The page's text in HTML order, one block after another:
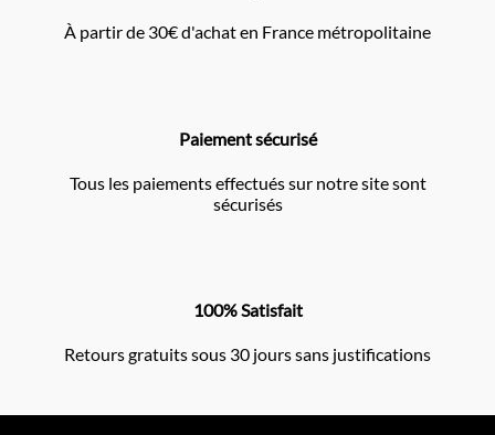
À partir de 30€ d'achat en France métropolitaine
Paiement sécurisé
Tous les paiements effectués sur notre site sont
sécurisés
100% Satisfait
Retours gratuits sous 30 jours sans justifications